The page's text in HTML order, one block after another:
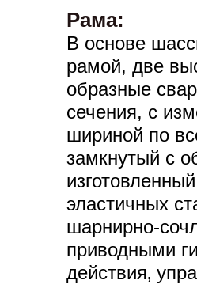
Рама:
В основе
рамой, две
образные
сечения, с
шириной по
замкнутый с
эластичных
шарнирно-
приводными
действия‚